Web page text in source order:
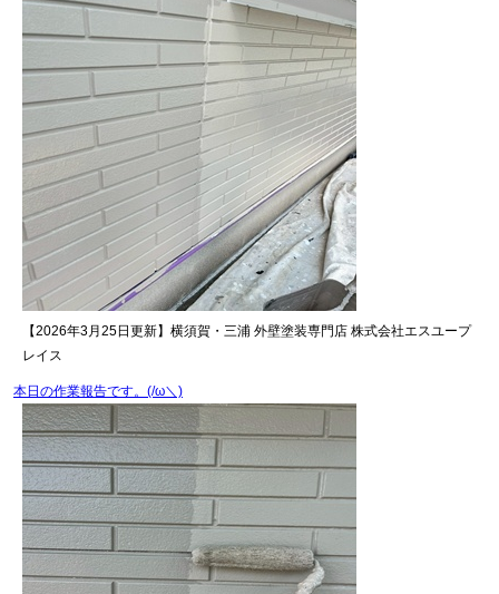
【2026年3月25日更新】横須賀・三浦 外壁塗装専門店 株式会社エスユープ
レイス
本日の作業報告です。(/ω＼)